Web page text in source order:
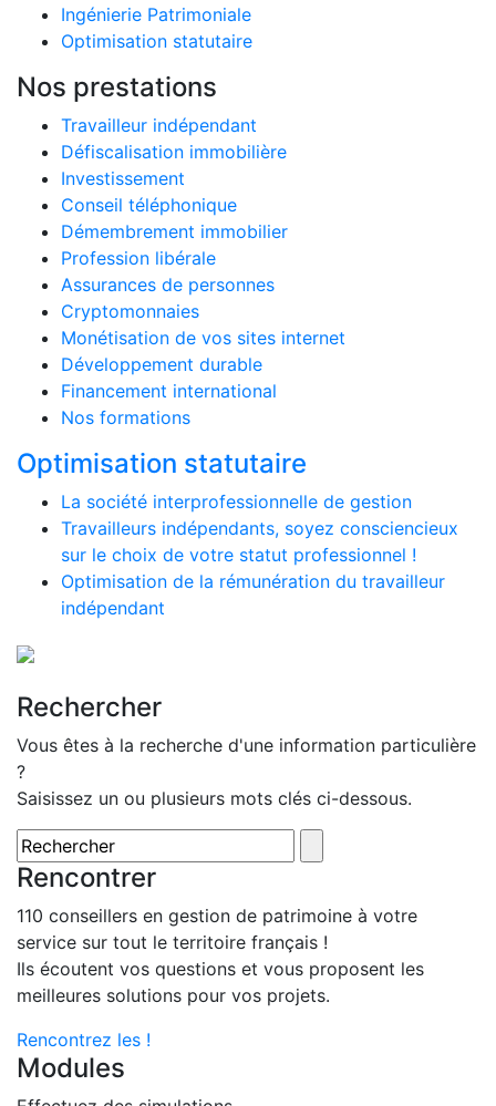
Ingénierie Patrimoniale
Optimisation statutaire
Nos prestations
Travailleur indépendant
Défiscalisation immobilière
Investissement
Conseil téléphonique
Démembrement immobilier
Profession libérale
Assurances de personnes
Cryptomonnaies
Monétisation de vos sites internet
Développement durable
Financement international
Nos formations
Optimisation statutaire
La société interprofessionnelle de gestion
Travailleurs indépendants, soyez consciencieux
sur le choix de votre statut professionnel !
Optimisation de la rémunération du travailleur
indépendant
Rechercher
Vous êtes à la recherche d'une information particulière
?
Saisissez un ou plusieurs mots clés ci-dessous.
Rencontrer
110 conseillers en gestion de patrimoine à votre
service sur tout le territoire français !
Ils écoutent vos questions et vous proposent les
meilleures solutions pour vos projets.
Rencontrez les !
Modules